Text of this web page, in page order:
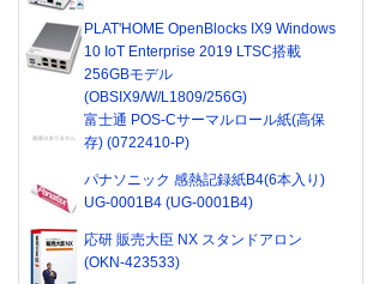
PLAT'HOME OpenBlocks IX9 Windows
10 IoT Enterprise 2019 LTSC搭載
256GBモデル
(OBSIX9/W/L1809/256G)
富士通 POS-Cサーマルロール紙(高保
存) (0722410-P)
パナソニック 感熱記録紙B4(6本入り)
UG-0001B4 (UG-0001B4)
応研 販売大臣 NX スタンドアロン
(OKN-423533)